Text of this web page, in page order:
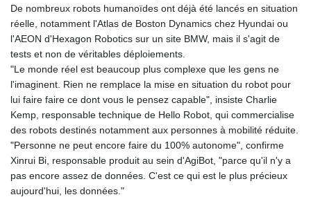
De nombreux robots humanoïdes ont déjà été lancés en situation
réelle, notamment l'Atlas de Boston Dynamics chez Hyundai ou
l'AEON d'Hexagon Robotics sur un site BMW, mais il s'agit de
tests et non de véritables déploiements.
"Le monde réel est beaucoup plus complexe que les gens ne
l'imaginent. Rien ne remplace la mise en situation du robot pour
lui faire faire ce dont vous le pensez capable", insiste Charlie
Kemp, responsable technique de Hello Robot, qui commercialise
des robots destinés notamment aux personnes à mobilité réduite.
"Personne ne peut encore faire du 100% autonome", confirme
Xinrui Bi, responsable produit au sein d'AgiBot, "parce qu'il n'y a
pas encore assez de données. C'est ce qui est le plus précieux
aujourd'hui, les données."